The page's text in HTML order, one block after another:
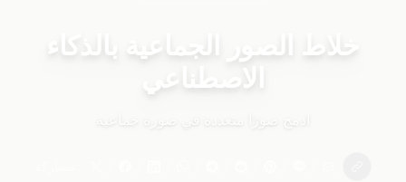
خلاط الصور الجماعية بالذكاء
الاصطناعي
ادمج صورًا متعددة في صورة جماعية